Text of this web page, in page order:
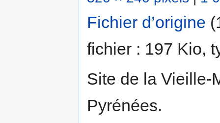
Fichier d’origine
fichier : 197 Kio,
Site de la Vieille-
Pyrénées.